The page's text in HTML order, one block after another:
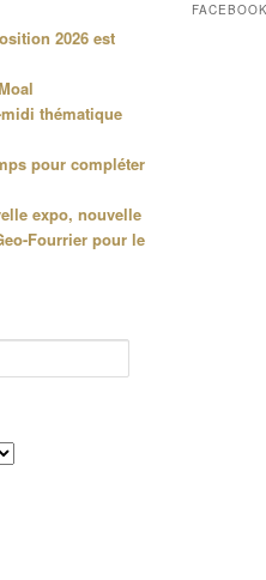
2026 est
thématique
pour compléter
expo, nouvelle
Fourrier pour le